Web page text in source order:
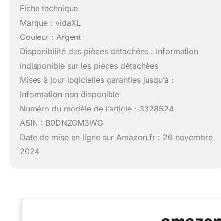
Fiche technique
Marque : vidaXL
Couleur : Argent
Disponibilité des pièces détachées : Information
indisponible sur les pièces détachées
Mises à jour logicielles garanties jusqu’à :
Information non disponible
Numéro du modèle de l’article : 3328524
ASIN : B0DNZGM3WG
Date de mise en ligne sur Amazon.fr : 26 novembre
2024